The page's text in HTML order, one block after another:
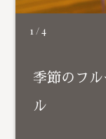
1 /4
季節のフ
ル